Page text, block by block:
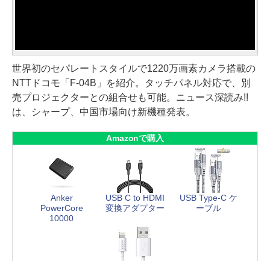
世界初のセパレートスタイルで1220万画素カメラ搭載の
NTTドコモ「F-04B」を紹介。タッチパネル対応で、別
売プロジェクターとの組合せも可能。ニュース深読み!!
は、シャープ、中国市場向け新機種発表。
Amazonで購入
Anker
PowerCore
10000
USB C to HDMI
変換アダプター
USB Type-C ケ
ーブル